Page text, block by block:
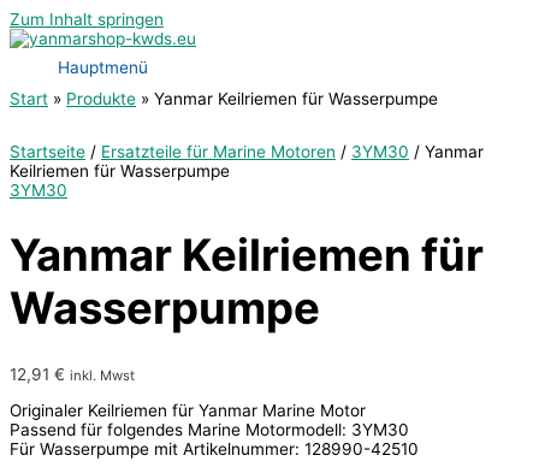
Zum Inhalt springen
Hauptmenü
Start
Produkte Yanmar Keilriemen für Wasserpumpe
Startseite / Ersatzteile für Marine Motoren / 3YM30 / Yanmar
Keilriemen für Wasserpumpe
3YM30
Yanmar Keilriemen für
Wasserpumpe
12,91 € inkl. Mwst
Originaler Keilriemen für Yanmar Marine Motor
Passend für folgendes Marine Motormodell: 3YM30
Für Wasserpumpe mit Artikelnummer: 128990-42510